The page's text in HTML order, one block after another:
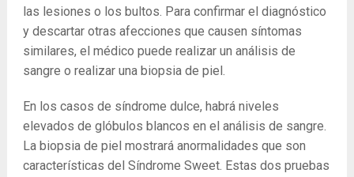
las lesiones o los bultos. Para confirmar el diagnóstico
y descartar otras afecciones que causen síntomas
similares, el médico puede realizar un análisis de
sangre o realizar una biopsia de piel.
En los casos de síndrome dulce, habrá niveles
elevados de glóbulos blancos en el análisis de sangre.
La biopsia de piel mostrará anormalidades que son
características del Síndrome Sweet. Estas dos pruebas